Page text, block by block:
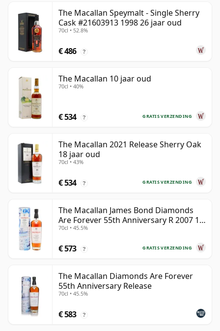
The Macallan Speymalt - Single Sherry
Cask #21603913 1998 26 jaar oud
70cl • 52.8%
€ 486 ?
The Macallan 10 jaar oud
70cl • 40%
GRATIS VERZENDING
€ 534 ?
The Macallan 2021 Release Sherry Oak
18 jaar oud
70cl • 43%
GRATIS VERZENDING
€ 534 ?
The Macallan James Bond Diamonds
Are Forever 55th Anniversary R 2007 18
jaar oud
70cl • 45.5%
GRATIS VERZENDING
€ 573 ?
The Macallan Diamonds Are Forever
55th Anniversary Release
70cl • 45.5%
€ 583 ?